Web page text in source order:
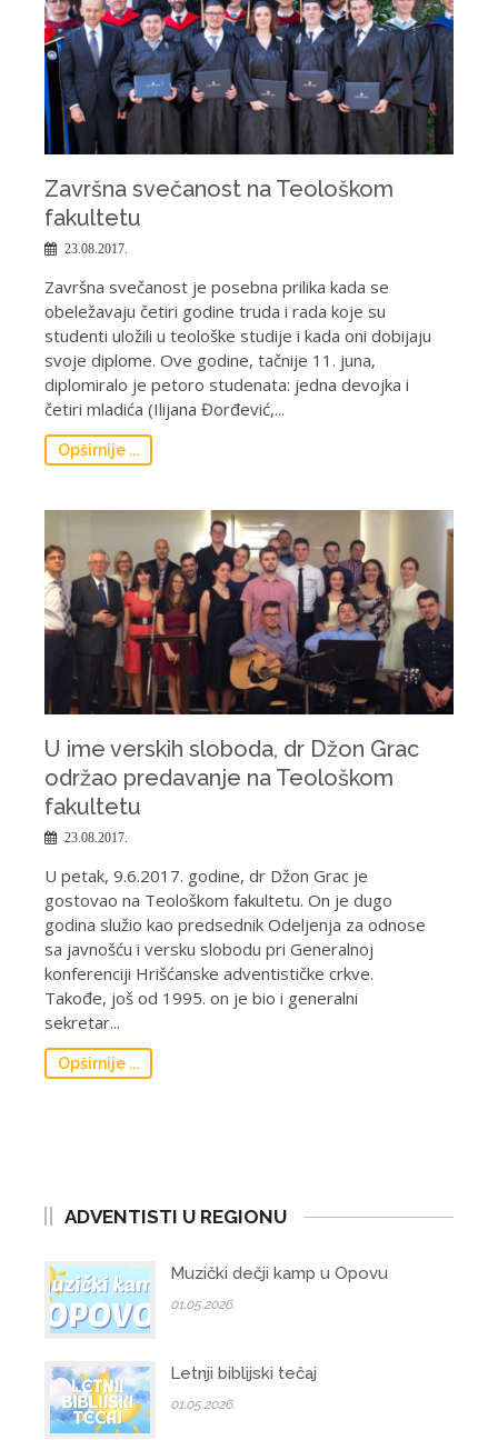
Završna svečanost na Teološkom
fakultetu
23.08.2017.
Završna svečanost je posebna prilika kada se
obeležavaju četiri godine truda i rada koje su
studenti uložili u teološke studije i kada oni dobijaju
svoje diplome. Ove godine, tačnije 11. juna,
diplomiralo je petoro studenata: jedna devojka i
četiri mladića (Ilijana Đorđević,...
Opširnije ...
U ime verskih sloboda, dr Džon Grac
održao predavanje na Teološkom
fakultetu
23.08.2017.
U petak, 9.6.2017. godine, dr Džon Grac je
gostovao na Teološkom fakultetu. On je dugo
godina služio kao predsednik Odeljenja za odnose
sa javnošću i versku slobodu pri Generalnoj
konferenciji Hrišćanske adventističke crkve.
Takođe, još od 1995. on je bio i generalni
sekretar...
Opširnije ...
ADVENTISTI U REGIONU
Muzički dečji kamp u Opovu
01.05.2026.
Letnji biblijski tečaj
01.05.2026.